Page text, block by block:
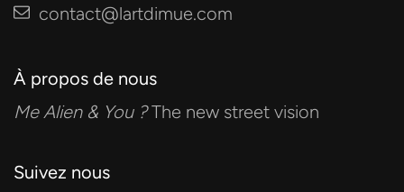
contact@lartdimue.com
À propos de nous
Me Alien & You ?The new street vision
Suivez nous